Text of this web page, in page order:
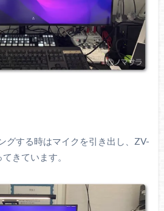
グする時はマイクを引き出し、ZV-
きています。